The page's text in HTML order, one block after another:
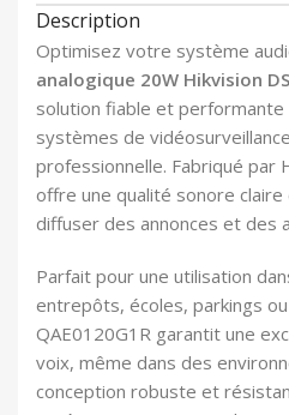
Description
Optimisez votre système
analogique 20W Hikvision
solution fiable et performante
systèmes de
professionnelle. Fabriqué par
offre une qualité sonore
diffuser des annonces et des
Parfait pour une utilisation
entrepôts, écoles, parkings
QAE0120G1R garantit une
voix, même dans des
conception robuste et